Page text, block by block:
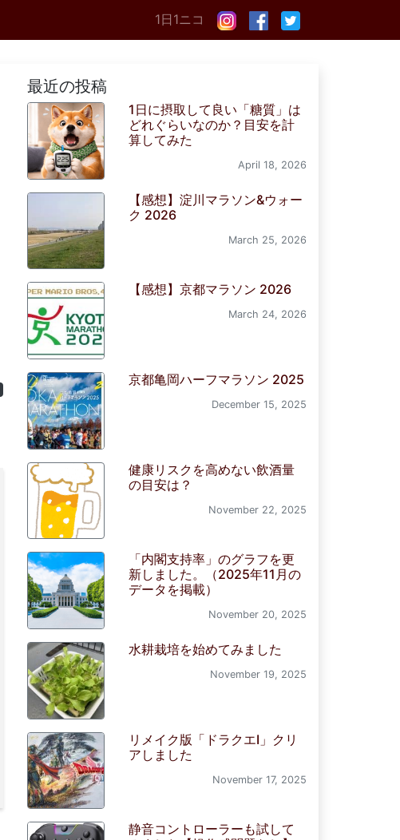
1日1ニコ
最近の投稿
1日に摂取して良い「糖質」は
どれぐらいなのか？目安を計
算してみた
April 18, 2026
【感想】淀川マラソン&ウォー
ク 2026
March 25, 2026
【感想】京都マラソン 2026
March 24, 2026
京都亀岡ハーフマラソン 2025
December 15, 2025
健康リスクを高めない飲酒量
の目安は？
November 22, 2025
「内閣支持率」のグラフを更
新しました。（2025年11月の
データを掲載）
November 20, 2025
水耕栽培を始めてみました
November 19, 2025
リメイク版「ドラクエI」クリ
アしました
November 17, 2025
静音コントローラーも試して